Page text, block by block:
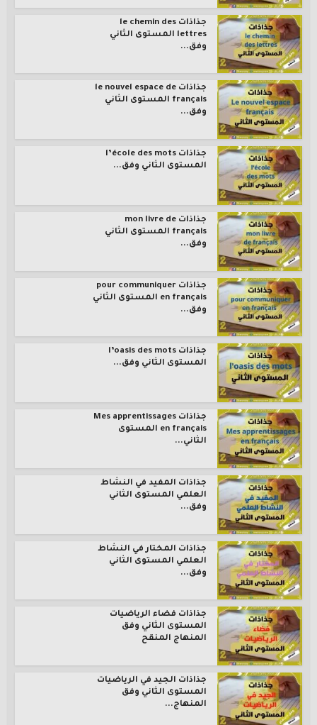
جذاذات le chemin des
lettres المستوى الثاني
وفق...
جذاذات le nouvel espace de
français المستوى الثاني
وفق...
جذاذات l’école des mots
المستوى الثاني وفق...
جذاذات mon livre de
français المستوى الثاني
وفق...
جذاذات pour communiquer
en français المستوى الثاني
وفق...
جذاذات l’oasis des mots
المستوى الثاني وفق...
جذاذات Mes apprentissages
en français المستوى
الثاني...
جذاذات المفيد في النشاط
العلمي المستوى الثاني
وفق...
جذاذات المختار في النشاط
العلمي المستوى الثاني
وفق...
جذاذات فضاء الرياضيات
المستوى الثاني وفق
المنهاج المنقح
جذاذات الجيد في الرياضيات
المستوى الثاني وفق
المنهاج...